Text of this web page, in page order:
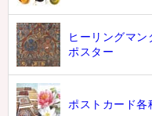
ヒーリングマン
ポスター
ポストカード各